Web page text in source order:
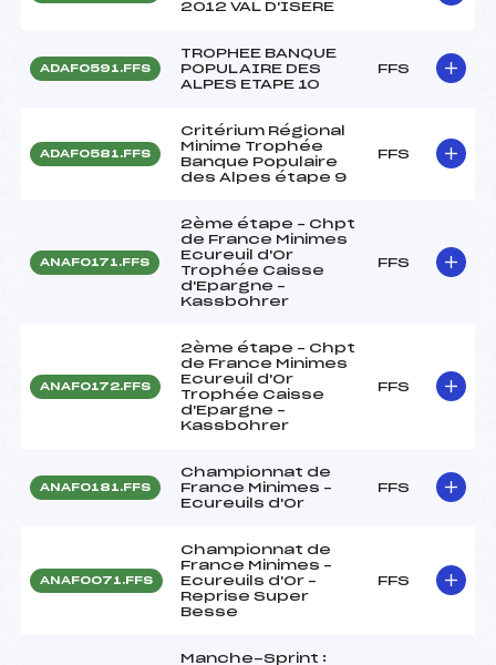
2012 VAL D'ISERE
ADAF0591.FFS
TROPHEE BANQUE
POPULAIRE DES
ALPES ETAPE 10
FFS
ADAF0581.FFS
Critérium Régional
Minime Trophée
Banque Populaire
des Alpes étape 9
FFS
ANAF0171.FFS
2ème étape – Chpt
de France Minimes
Ecureuil d'Or
Trophée Caisse
d'Epargne –
Kassbohrer
FFS
ANAF0172.FFS
2ème étape – Chpt
de France Minimes
Ecureuil d'Or
Trophée Caisse
d'Epargne –
Kassbohrer
FFS
ANAF0181.FFS
Championnat de
France Minimes –
Ecureuils d'Or
FFS
ANAF0071.FFS
Championnat de
France Minimes –
Ecureuils d'Or –
Reprise Super
Besse
FFS
Manche-Sprint :